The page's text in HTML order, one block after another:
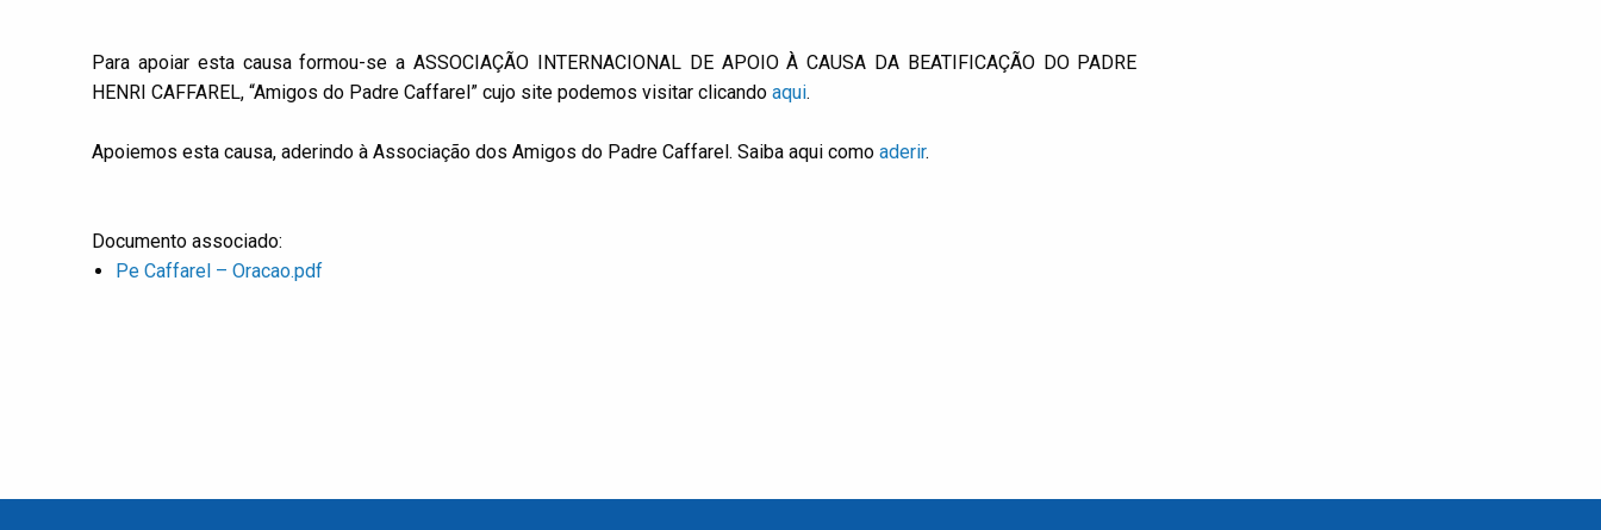
Para apoiar esta causa formou-se a ASSOCIAÇÃO INTERNACIONAL DE APOIO À CAUSA DA BEATIFICAÇÃO DO PADRE
HENRI CAFFAREL, “Amigos do Padre Caffarel” cujo site podemos visitar clicando aqui.
Apoiemos esta causa, aderindo à Associação dos Amigos do Padre Caffarel. Saiba aqui como aderir.
Documento associado:
Pe Caffarel – Oracao.pdf